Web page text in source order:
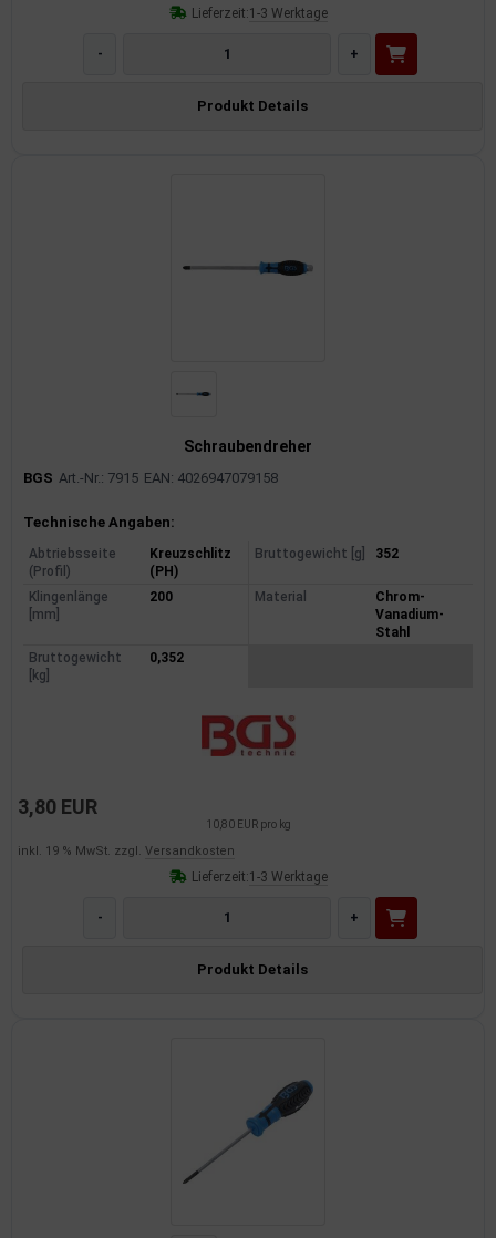
Lieferzeit:1-3 Werktage
- +
Produkt Details
Schraubendreher
BGS Art.-Nr.: 7915 EAN: 4026947079158
Produktinformationen
Technische Angaben:
Abtriebsseite
(Profil)
Kreuzschlitz
(PH)
Bruttogewicht [g] 352
Klingenlänge
[mm]
200 Material
Chrom-
Vanadium-
Stahl
Bruttogewicht
[kg]
0,352
3,80 EUR
10,80 EUR pro kg
inkl. 19 % MwSt. zzgl. Versandkosten
Lieferzeit:1-3 Werktage
- +
Produkt Details